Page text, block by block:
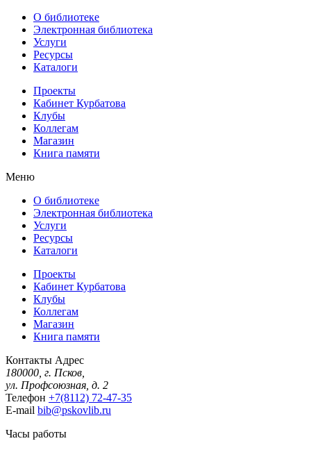
О библиотеке
Электронная библиотека
Услуги
Ресурсы
Каталоги
Проекты
Кабинет Курбатова
Клубы
Коллегам
Магазин
Книга памяти
Меню
О библиотеке
Электронная библиотека
Услуги
Ресурсы
Каталоги
Проекты
Кабинет Курбатова
Клубы
Коллегам
Магазин
Книга памяти
Контакты Адрес
180000, г. Псков,
ул. Профсоюзная, д. 2
Телефон +7(8112) 72-47-35
E-mail bib@pskovlib.ru
Часы работы